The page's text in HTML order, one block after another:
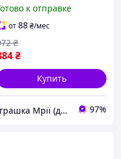
2248-TD
к отправке
от88₴/мес
₴
₴
Купить
Іграшка Мрії (дитячі, авто, туризм) 97%